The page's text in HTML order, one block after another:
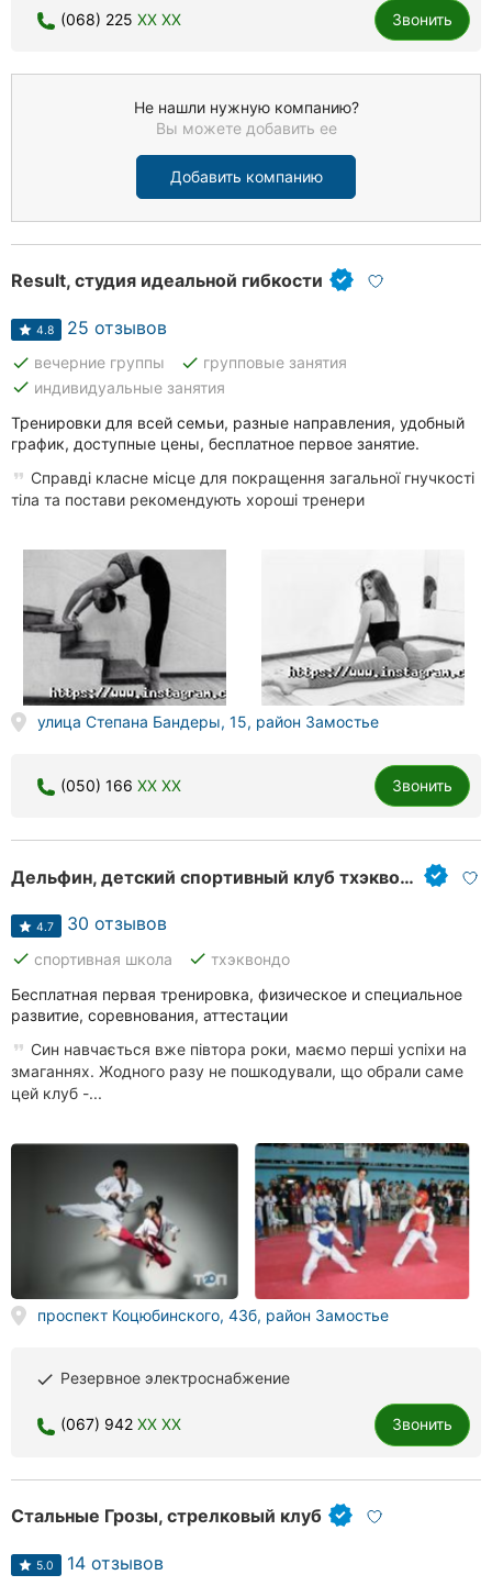
(068) 225 XX XX Звонить
Не нашли нужную компанию?
Вы можете добавить ее
Добавить компанию
Result, студия идеальной гибкости
4.8 25 отзывов
done вечерние группы done групповые занятия
done индивидуальные занятия
Тренировки для всей семьи, разные направления, удобный
график, доступные цены, бесплатное первое занятие.
Справді класне місце для покращення загальної гнучкості
тіла та постави рекомендують хороші тренери
улица Степана Бандеры, 15, район Замостье
(050) 166 XX XX Звонить
Дельфин, детский спортивный клуб тхэквондо
4.7 30 отзывов
done спортивная школа done тхэквондо
Бесплатная первая тренировка, физическое и специальное
развитие, соревнования, аттестации
Син навчається вже півтора роки, маємо перші успіхи на
змаганнях. Жодного разу не пошкодували, що обрали саме
цей клуб -...
проспект Коцюбинского, 43б, район Замостье
done Резервное электроснабжение
(067) 942 XX XX Звонить
Стальные Грозы, стрелковый клуб
5.0 14 отзывов